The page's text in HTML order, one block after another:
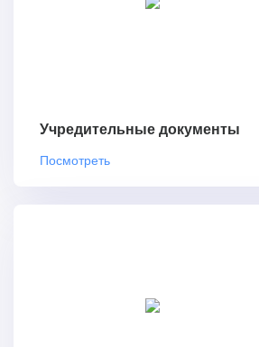
Учредительные документы
Посмотреть